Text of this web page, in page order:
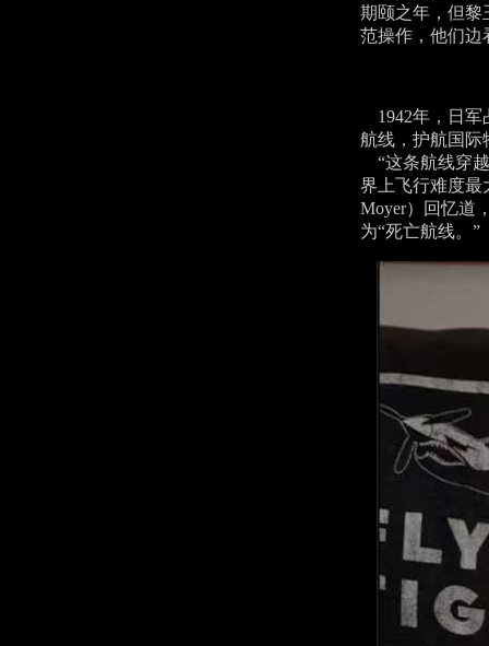
期颐之年，但黎
范操作，他们边
1942年，日军
航线，护航国际
“这条航线穿
界上飞行难度最
Moyer）回忆道
为“死亡航线。”